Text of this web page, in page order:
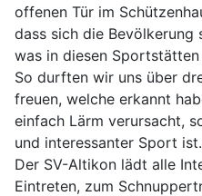
offenen Tür im
dass sich die
was in diesen
So durften wir uns über
freuen, welche erkannt
einfach Lärm verursacht,
und interessanter Sport ist.
Der SV-Altikon lädt alle
Eintreten, zum